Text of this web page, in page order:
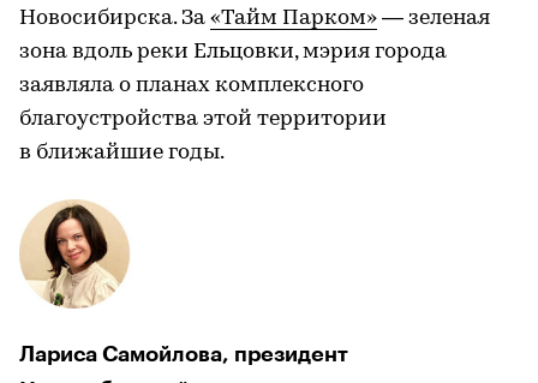
Новосибирска. За «Тайм Парком» — зеленая
зона вдоль реки Ельцовки, мэрия города
заявляла о планах комплексного
благоустройства этой территории
в ближайшие годы.
Лариса Самойлова, президент